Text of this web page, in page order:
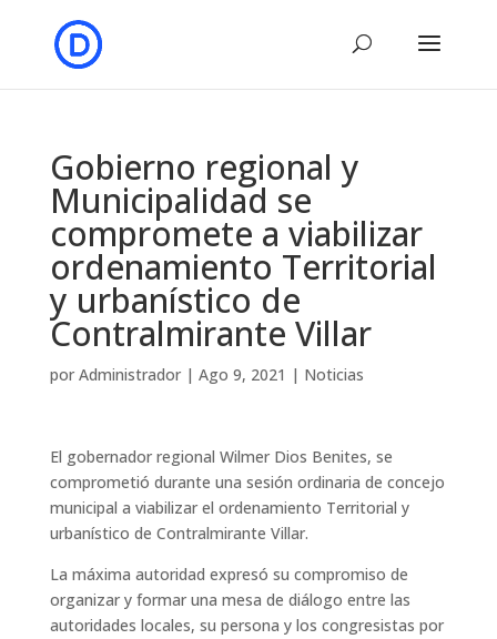
Gobierno regional y
Municipalidad se
compromete a viabilizar
ordenamiento Territorial
y urbanístico de
Contralmirante Villar
por Administrador| Ago 9, 2021 | Noticias
El gobernador regional Wilmer Dios Benites, se
comprometió durante una sesión ordinaria de concejo
municipal a viabilizar el ordenamiento Territorial y
urbanístico de Contralmirante Villar.
La máxima autoridad expresó su compromiso de
organizar y formar una mesa de diálogo entre las
autoridades locales, su persona y los congresistas por